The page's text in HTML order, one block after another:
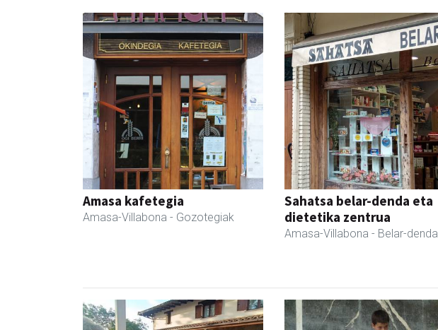
Amasa kafetegia
Amasa-Villabona - Gozotegiak
Sahatsa belar-denda eta
dietetika zentrua
Amasa-Villabona - Belar-denda